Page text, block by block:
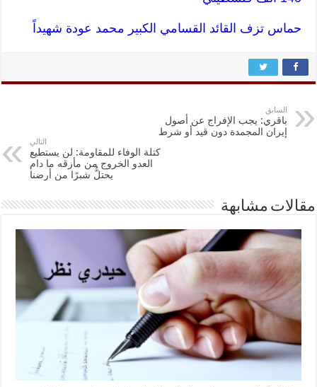
حماس تزف القائد القسامي الكبير محمد عودة شهيداً
السابق
باقري: يجب الإفراج عن أصول
إيران المجمدة دون قيد أو شرط
التالي
كتلة الوفاء للمقاومة: لن يستطيع
العدو الخروج من مأزقه ما دام
يحتلُّ شبرًا من أرضنا
مقالات مشابهة